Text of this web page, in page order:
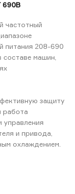
690В
частотный
питания 208-690
машин,
защиту
работа
управления
и привода,
охлаждением.